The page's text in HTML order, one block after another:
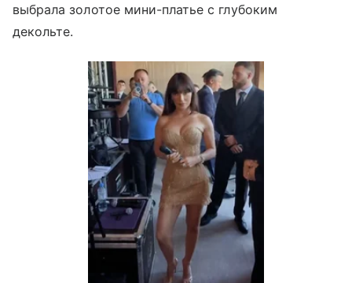
выбрала золотое мини-платье с глубоким
декольте.